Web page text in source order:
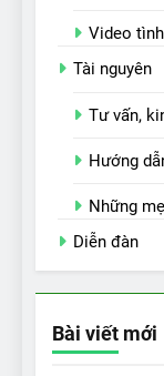
Video
Tài nguyên
Tư vấn,
Hướng
Những
Diễn đàn
Bài viết mới